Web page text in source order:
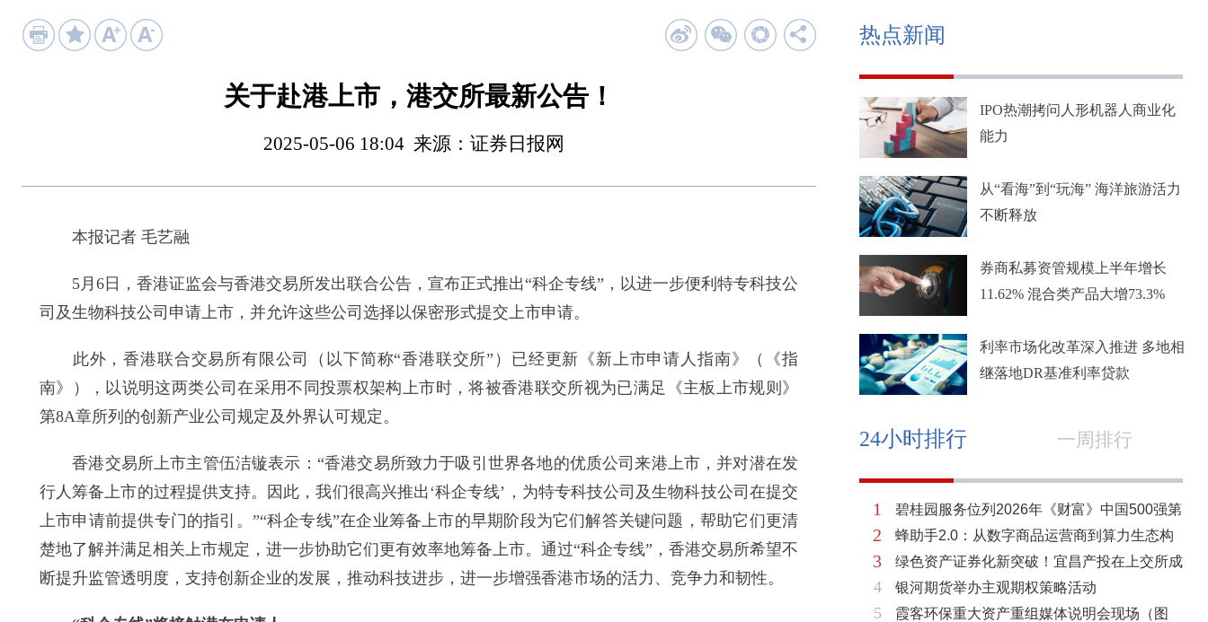
关于赴港上市，港交所最新公告！
2025-05-06 18:04 来源：证券日报网
本报记者 毛艺融
5月6日，香港证监会与香港交易所发出联合公告，宣布正式推出“科企专线”，以进一步便利特专科技公
司及生物科技公司申请上市，并允许这些公司选择以保密形式提交上市申请。
此外，香港联合交易所有限公司（以下简称“香港联交所”）已经更新《新上市申请人指南》（《指
南》），以说明这两类公司在采用不同投票权架构上市时，将被香港联交所视为已满足《主板上市规则》
第8A章所列的创新产业公司规定及外界认可规定。
香港交易所上市主管伍洁镟表示：“香港交易所致力于吸引世界各地的优质公司来港上市，并对潜在发
行人筹备上市的过程提供支持。因此，我们很高兴推出‘科企专线’，为特专科技公司及生物科技公司在提交
上市申请前提供专门的指引。”“科企专线”在企业筹备上市的早期阶段为它们解答关键问题，帮助它们更清
楚地了解并满足相关上市规定，进一步协助它们更有效率地筹备上市。通过“科企专线”，香港交易所希望不
断提升监管透明度，支持创新企业的发展，推动科技进步，进一步增强香港市场的活力、竞争力和韧性。
热点新闻
IPO热潮拷问人形机器人商业化
能力
从“看海”到“玩海” 海洋旅游活力
不断释放
券商私募资管规模上半年增长
11.62% 混合类产品大增73.3%
利率市场化改革深入推进 多地相
继落地DR基准利率贷款
24小时排行 一周排行
1
2
3
4
5
碧桂园服务位列2026年《财富》中国500强第
321位 排名稳步上升彰显发展韧性
蜂助手2.0：从数字商品运营商到算力生态构
建者的跃迁
绿色资产证券化新突破！宜昌产投在上交所成
功发行全国首单工业园区蒸汽供热ABS
银河期货举办主观期权策略活动
霞客环保重大资产重组媒体说明会现场（图